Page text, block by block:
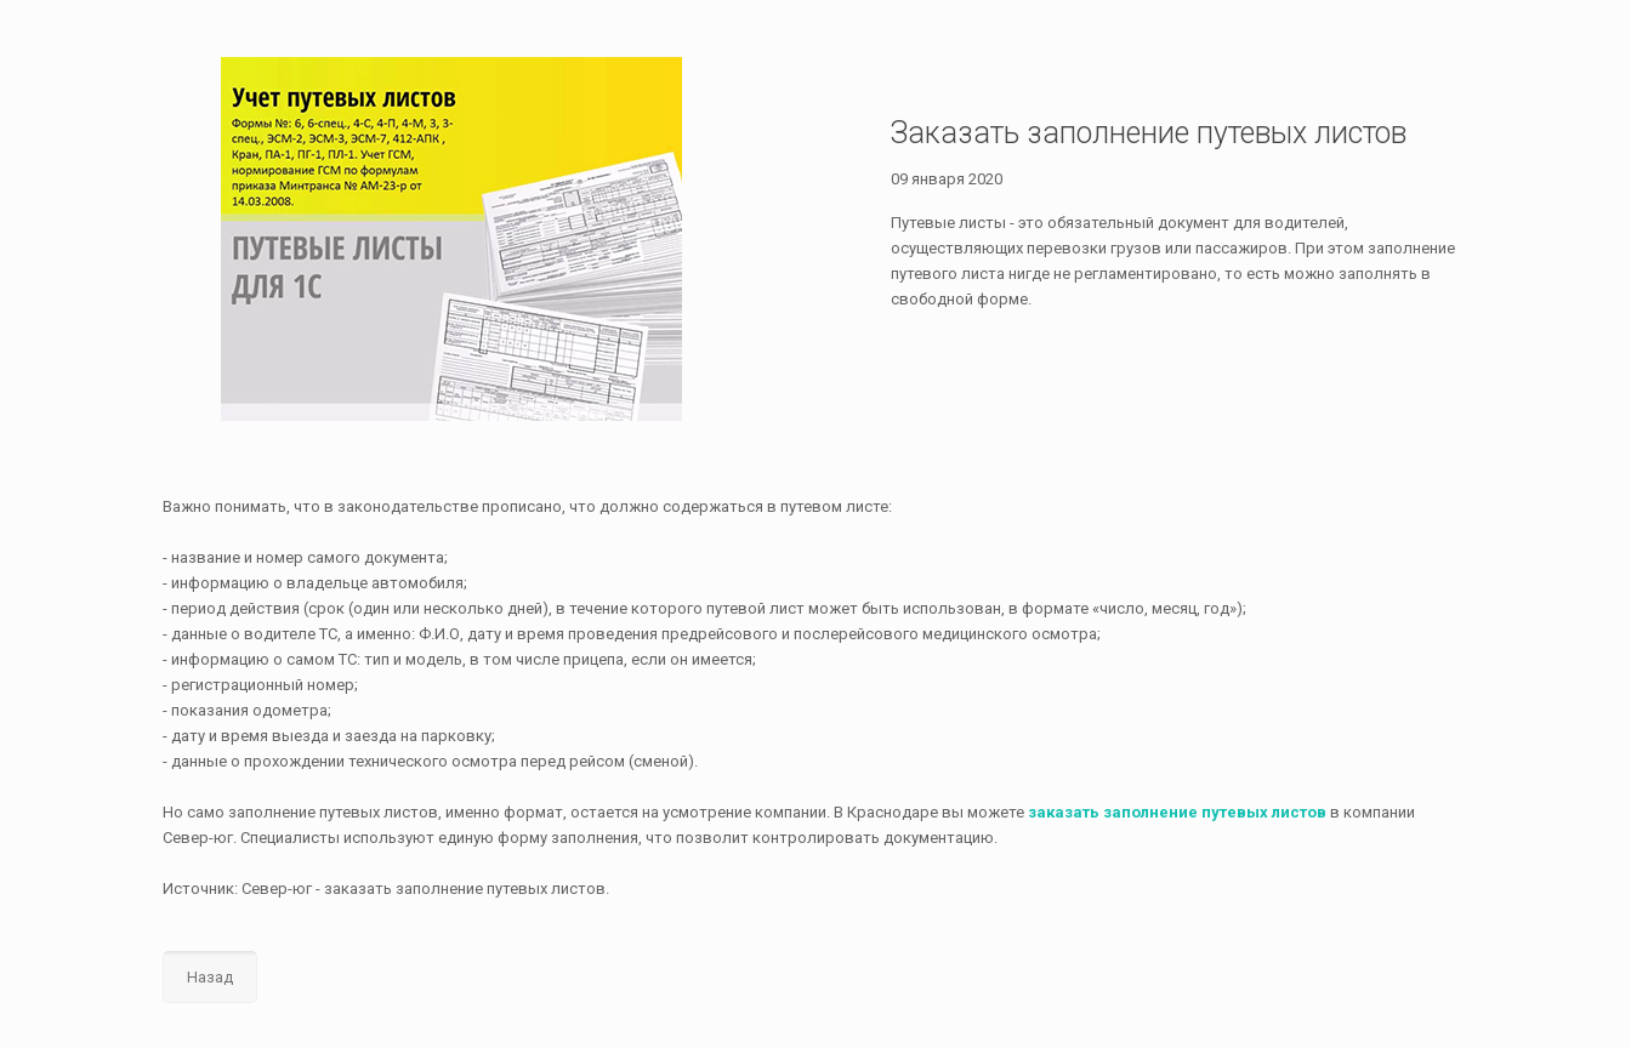
Заказать заполнение путевых листов
09 января 2020
Путевые листы - это обязательный документ для водителей,
осуществляющих перевозки грузов или пассажиров. При этом заполнение
путевого листа нигде не регламентировано, то есть можно заполнять в
свободной форме.
Важно понимать, что в законодательстве прописано, что должно содержаться в путевом листе:
- название и номер самого документа;
- информацию о владельце автомобиля;
- период действия (срок (один или несколько дней), в течение которого путевой лист может быть использован, в формате «число, месяц, год»);
- данные о водителе ТС, а именно: Ф.И.О, дату и время проведения предрейсового и послерейсового медицинского осмотра;
- информацию о самом ТС: тип и модель, в том числе прицепа, если он имеется;
- регистрационный номер;
- показания одометра;
- дату и время выезда и заезда на парковку;
- данные о прохождении технического осмотра перед рейсом (сменой).
Но само заполнение путевых листов, именно формат, остается на усмотрение компании. В Краснодаре вы можете заказать заполнение путевых листов в компании
Север-юг. Специалисты используют единую форму заполнения, что позволит контролировать документацию.
Источник: Север-юг - заказать заполнение путевых листов.
Назад